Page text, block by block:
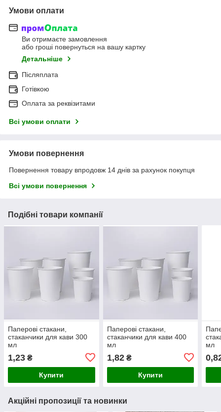
Умови оплати
Ви отримаєте замовлення
або гроші повернуться на вашу картку
Детальніше
Післяплата
Готівкою
Оплата за реквізитами
Всі умови оплати
Умови повернення
Повернення товару впродовж 14 днів за рахунок покупця
Всі умови повернення
Подібні товари компанії
Паперові стакани,
стаканчики для кави 300
мл
1,23 ₴
Купити
Паперові стакани,
стаканчики для кави 400
мл
1,82₴
Купити
мл
Акційні пропозиції та новинки